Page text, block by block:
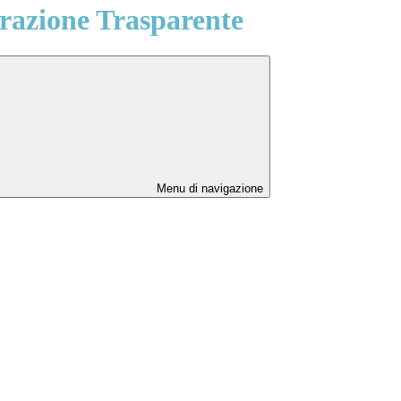
Trasparente
Menu di navigazione